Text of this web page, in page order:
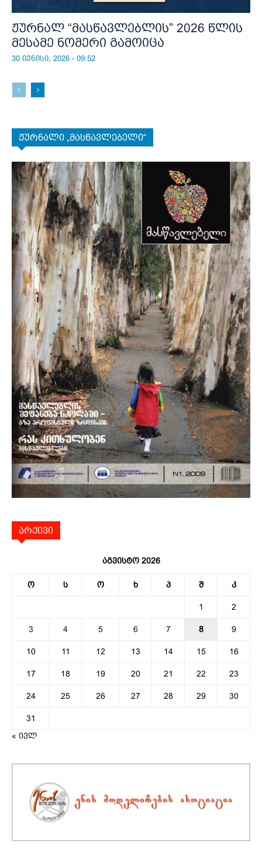
ჟურნალ “მასწავლებლის” 2026 წლის
მესამე ნომერი გამოიცა
30 ივნისი, 2026 - 09:52
ჟურნალი „მასწავლებელი“
არქივი
აგვისტო 2026
ო ს ო ხ პ შ კ
1 2
3 4 5 6 7 8 9
10 11 12 13 14 15 16
17 18 19 20 21 22 23
24 25 26 27 28 29 30
31
« ივლ